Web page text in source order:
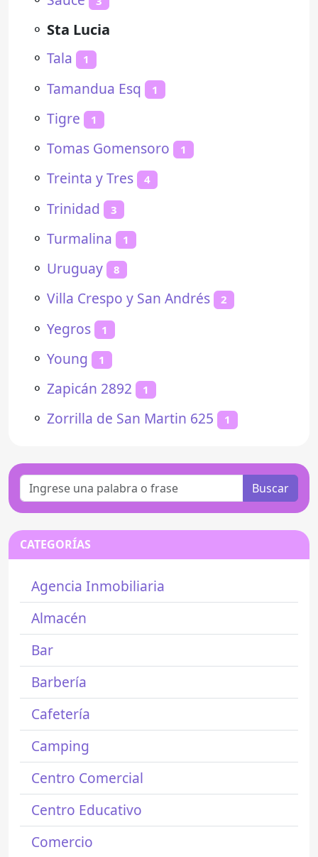
⚬ Sta Lucia
⚬ Tala 1
⚬ Tamandua Esq 1
⚬ Tigre 1
⚬ Tomas Gomensoro 1
⚬ Treinta y Tres 4
⚬ Trinidad 3
⚬ Turmalina 1
⚬ Uruguay 8
⚬ Villa Crespo y San Andrés 2
⚬ Yegros 1
⚬ Young 1
⚬ Zapicán 2892 1
⚬ Zorrilla de San Martin 625 1
Buscar
CATEGORÍAS
Agencia Inmobiliaria
Almacén
Bar
Barbería
Cafetería
Camping
Centro Comercial
Centro Educativo
Comercio